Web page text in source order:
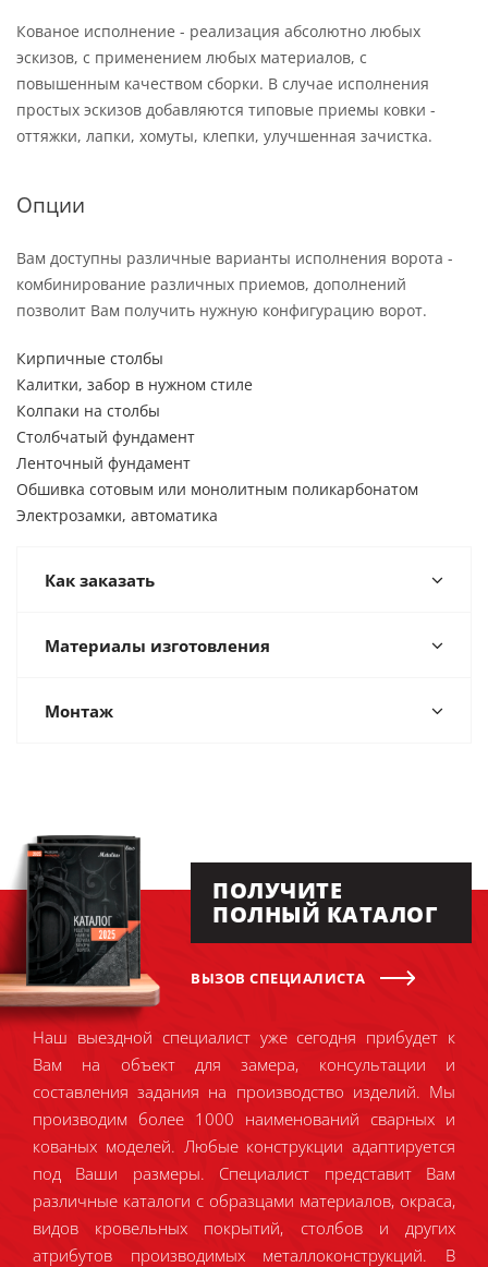
Кованое исполнение - реализация абсолютно любых
эскизов, с применением любых материалов, с
повышенным качеством сборки. В случае исполнения
простых эскизов добавляются типовые приемы ковки -
оттяжки, лапки, хомуты, клепки, улучшенная зачистка.
Опции
Вам доступны различные варианты исполнения ворота -
комбинирование различных приемов, дополнений
позволит Вам получить нужную конфигурацию ворот.
Кирпичные столбы
Калитки, забор в нужном стиле
Колпаки на столбы
Столбчатый фундамент
Ленточный фундамент
Обшивка сотовым или монолитным поликарбонатом
Электрозамки, автоматика
Как заказать
Материалы изготовления
Монтаж
ПОЛУЧИТЕ
ПОЛНЫЙ КАТАЛОГ
ВЫЗОВ СПЕЦИАЛИСТА
Наш выездной специалист уже сегодня прибудет к
Вам на объект для замера, консультации и
составления задания на производство изделий. Мы
производим более 1000 наименований сварных и
кованых моделей. Любые конструкции адаптируется
под Ваши размеры. Специалист представит Вам
различные каталоги с образцами материалов, окраса,
видов кровельных покрытий, столбов и других
атрибутов производимых металлоконструкций. В